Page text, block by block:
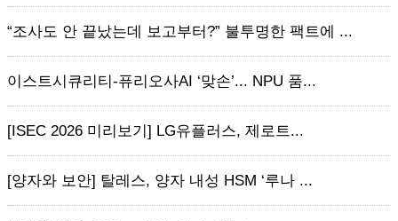
“조사도 안 끝났는데 보고부터?” 불투명한 팩트에 ...
이스트시큐리티-퓨리오사AI ‘맞손’... NPU 품...
[ISEC 2026 미리보기] LG유플러스, 제로트...
[양자와 보안] 탈레스, 양자 내성 HSM ‘루나 ...